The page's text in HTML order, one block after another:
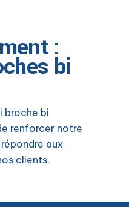
:
bi
broche bi
renforcer notre
aux
clients.